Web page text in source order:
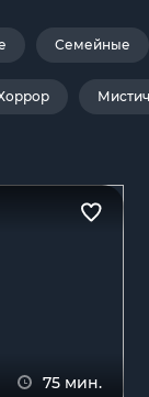
Семейные
75 мин.